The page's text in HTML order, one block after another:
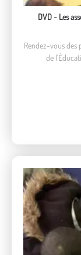
DVD - Les
Rendez-vous des
de